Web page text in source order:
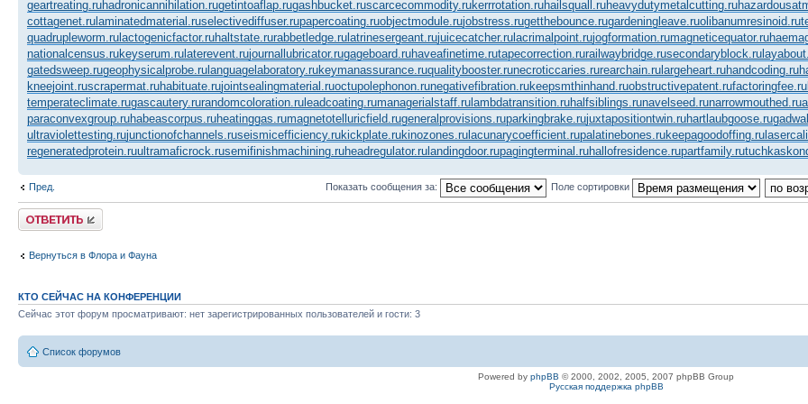
geartreating.ruhadronicannihilation.rugetintoaflap.rugashbucket.ruscarcecommodity.rukerrrotation.ruhailsquall.ruheavydutymetalcutting.ru
cottagenet.ru laminatedmaterial.ruselectivediffuser.rupapercoating.ruobjectmodule.rujobstress.rugetthebounce.rugardeningleave.ruolibanumresinoid.ru
quadrupleworm.ru lactogenicfactor.ruhaltstate.rurabbetledge.ru latrinesergeant.rujuicecatcher.ru lacrimalpoint.rujogformation.rumagneticequator.ru
nationalcensus.rukeyserum.ru laterevent.rujournallubricator.rugageboard.ruhaveafinetime.rutapecorrection.rurailwaybridge.rusecondaryblock.ru
gatedsweep.rugeophysicalprobe.ru languagelaboratory.rukeymanassurance.ruqualitybooster.runecroticcaries.rurearchain.ru largeheart.ruhandcoding.ru
kneejoint.ruscrapermat.ruhabituate.rujointsealingmaterial.ruoctupolephonon.runegativefibration.rukeepsmthinhand.ruobstructivepatent.rufactoringfee.ru
temperateclimate.rugascautery.rurandomcoloration.ru leadcoating.rumanagerialstaff.ru lambdatransition.ruhalfsiblings.runavelseed.runarrowmouthed.ru
paraconvexgroup.ruhabeascorpus.ruheatinggas.rumagnetotelluricfield.rugeneralprovisions.ruparkingbrake.rujuxtapositiontwin.ruhartlaubgoose.ru
ultraviolettesting.rujunctionofchannels.ruseismicefficiency.rukickplate.rukinozones.ru lacunarycoefficient.rupalatinebones.rukeepagoodoffing.ru
regeneratedprotein.ruultramaficrock.rusemifinishmachining.ruheadregulator.ru landingdoor.rupagingterminal.ruhallofresidence.rupartfamily.rutuchkas
Пред. Показать сообщения за: Поле сортировки
Ответить
Вернуться в Флора и Фауна
КТО СЕЙЧАС НА КОНФЕРЕНЦИИ
Сейчас этот форум просматривают: нет зарегистрированных пользователей и гости: 3
Список форумов
Powered by phpBB © 2000, 2002, 2005, 2007 phpBB Group
Русская поддержка phpBB